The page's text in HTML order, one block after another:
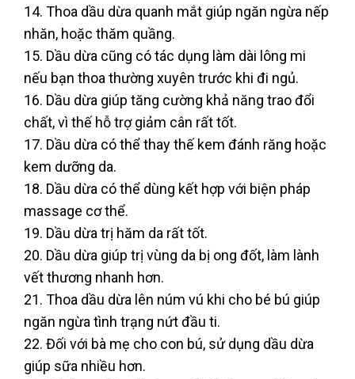
14. Thoa dầu dừa quanh mắt giúp ngăn ngừa nếp
nhăn, hoặc thăm quầng.
15. Dầu dừa cũng có tác dụng làm dài lông mi
nếu bạn thoa thường xuyên trước khi đi ngủ.
16. Dầu dừa giúp tăng cường khả năng trao đổi
chất, vì thế hỗ trợ giảm cân rất tốt.
17. Dầu dừa có thể thay thế kem đánh răng hoặc
kem dưỡng da.
18. Dầu dừa có thể dùng kết hợp với biện pháp
massage cơ thể.
19. Dầu dừa trị hăm da rất tốt.
20. Dầu dừa giúp trị vùng da bị ong đốt, làm lành
vết thương nhanh hơn.
21. Thoa dầu dừa lên núm vú khi cho bé bú giúp
ngăn ngừa tình trạng nứt đầu ti.
22. Đối với bà mẹ cho con bú, sử dụng dầu dừa
giúp sữa nhiều hơn.